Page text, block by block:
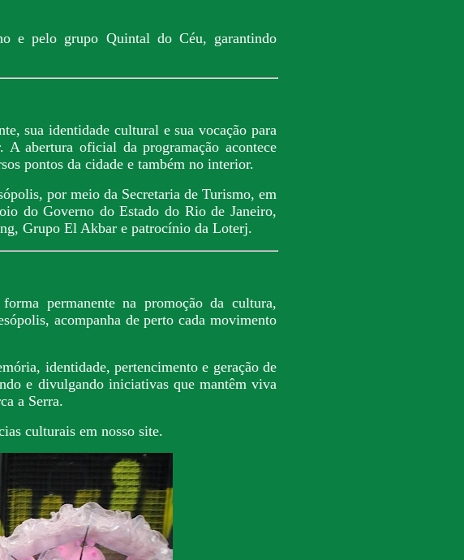
e pelo grupo Quintal do Céu, garantindo
sua identidade cultural e sua vocação para
abertura oficial da programação acontece
pontos da cidade e também no interior.
por meio da Secretaria de Turismo, em
do Governo do Estado do Rio de Janeiro,
Grupo El Akbar e patrocínio da Loterj.
permanente na promoção da cultura,
acompanha de perto cada movimento
identidade, pertencimento e geração de
e divulgando iniciativas que mantêm viva
a Serra.
culturais em nosso site.